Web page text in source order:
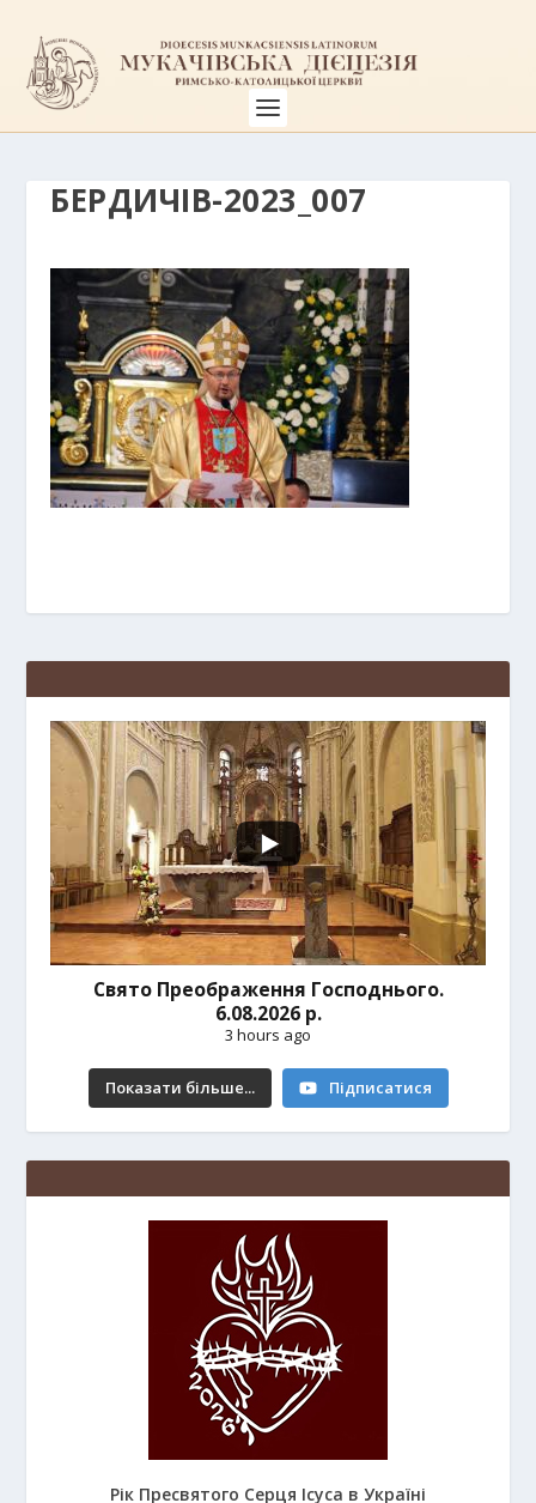
БЕРДИЧІВ-2023_007
Свято Преображення Господнього.
6.08.2026 р.
3 hours ago
Показати більше... Підписатися
Рік Пресвятого Серця Ісуса в Україні